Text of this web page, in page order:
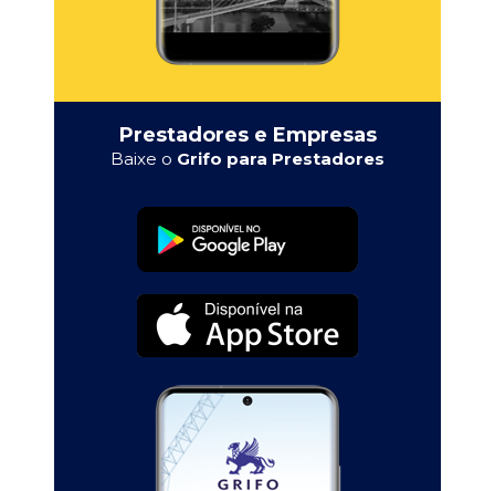
Prestadores e Empresas
Baixe o Grifo para Prestadores